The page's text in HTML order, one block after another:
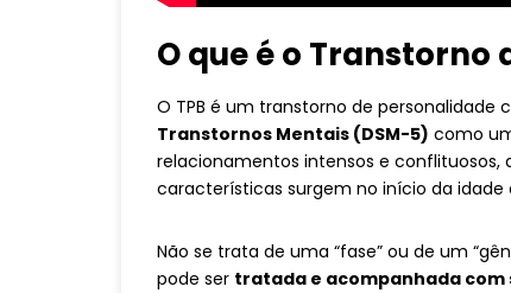
O que é o Transtorno
O TPB é um transtorno de personalidade
Transtornos Mentais (DSM-5) como
relacionamentos intensos e conflituosos,
características surgem no início da
Não se trata de uma “fase” ou de um
pode ser tratada e acompanhada com